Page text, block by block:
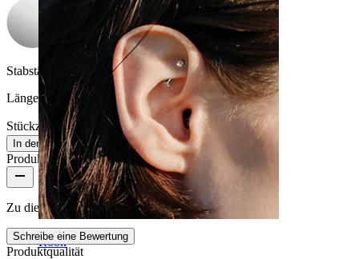
Rook
Stabstärke:
Länge:16 mm
Stückzahl: 1 Ändern
In den Warenkorb
Produktbewertungen
Zu diesem Produkt gibt es noch keine Bewertungen
Schreibe eine Bewertung
Produktqualität